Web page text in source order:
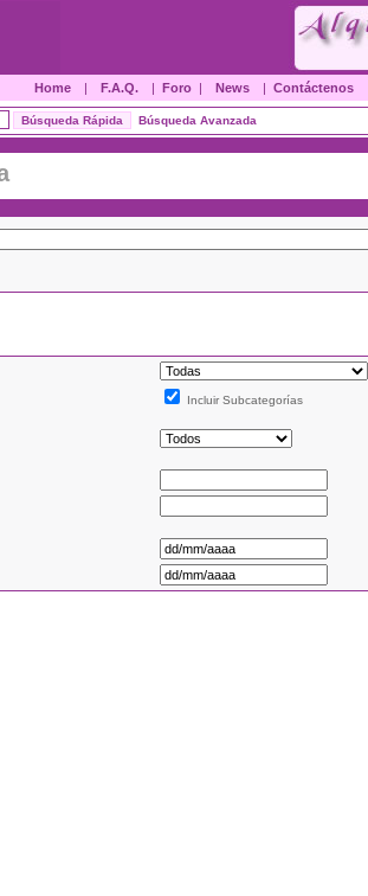
Home | F.A.Q. | Foro| News | Contáctenos
Búsqueda Avanzada
Incluir Subcategorías